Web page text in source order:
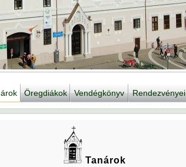
Öregdiákok Vendégkönyv
Tanárok